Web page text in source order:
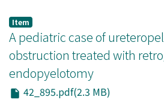
performed twice using a SEMENSE
stone. A cardboard and a towel
the lung and for focusing the
complete stone clearance with the
I.v.p. and voiding cystography
disappearance of right
Item
A pediatric case of
obstruction treated with
endopyelotomy
42_895.pdf(2.3 MB)